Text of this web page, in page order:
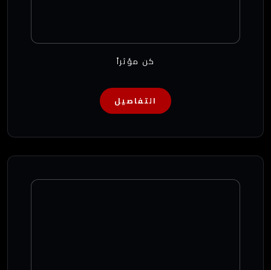
كن مؤثراً
التفاصيل